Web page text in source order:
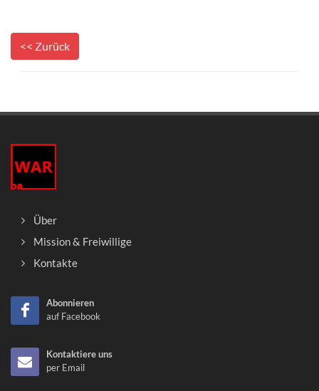
<< Zurück
Über
Mission & Freiwillige
Kontakte
Abonnieren
auf Facebook
Kontaktiere uns
per Email